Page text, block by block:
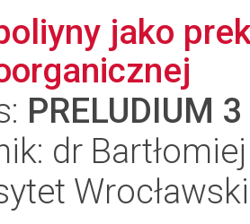
jako
PRELUDIUM 3
dr